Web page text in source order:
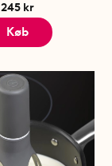
245 kr
Køb